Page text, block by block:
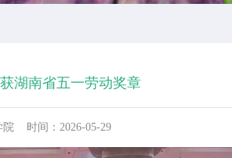
湖南省五一劳动奖章
院 时间： 2026-05-29